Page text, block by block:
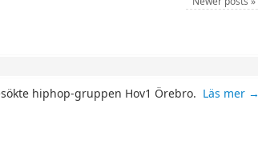
hiphop-gruppen Hov1 Örebro. Läs mer →